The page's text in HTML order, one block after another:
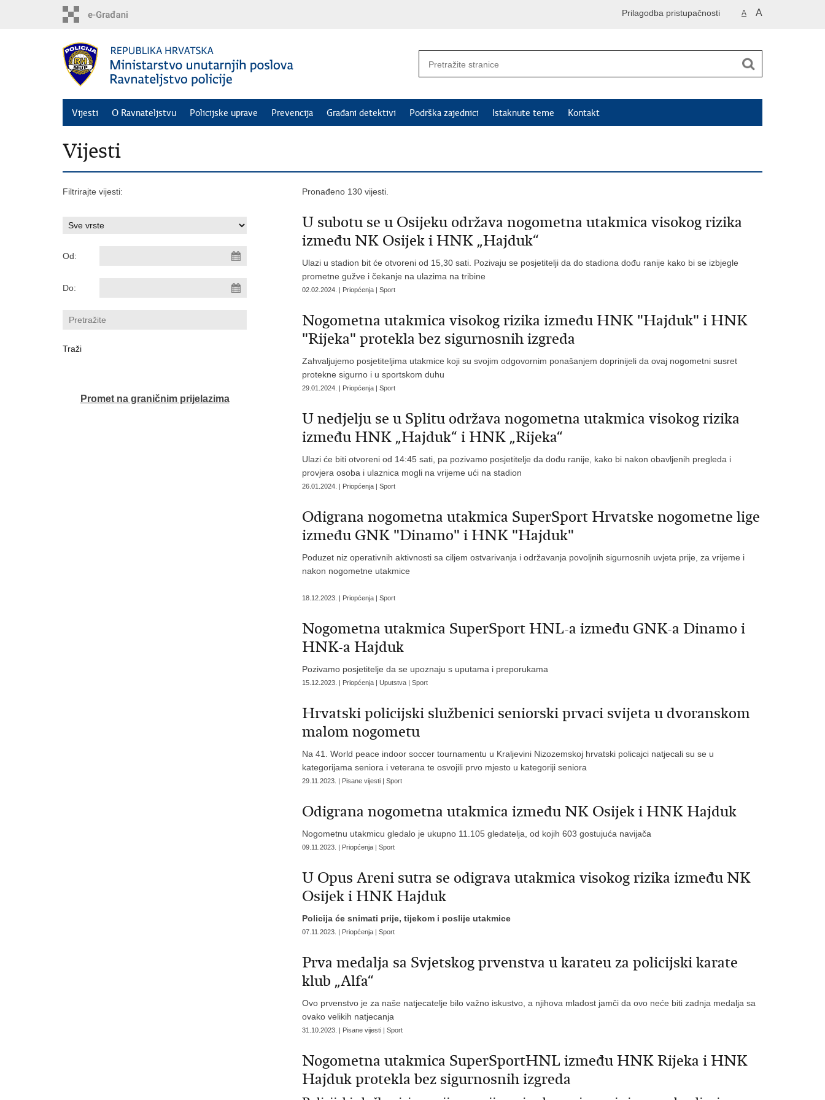
A A
Prilagodba pristupačnosti
Vijesti O Ravnateljstvu Policijske uprave Prevencija Građani detektivi Podrška zajednici Istaknute teme Kontakt
Vijesti
Filtrirajte vijesti:
Od:
Do:
Promet na graničnim prijelazima
Pronađeno 130 vijesti.
U subotu se u Osijeku održava nogometna utakmica visokog rizika
između NK Osijek i HNK „Hajduk“
Ulazi u stadion bit će otvoreni od 15,30 sati. Pozivaju se posjetitelji da do stadiona dođu ranije kako bi se izbjegle
prometne gužve i čekanje na ulazima na tribine
02.02.2024. | Priopćenja | Sport
Nogometna utakmica visokog rizika između HNK "Hajduk" i HNK
"Rijeka" protekla bez sigurnosnih izgreda
Zahvaljujemo posjetiteljima utakmice koji su svojim odgovornim ponašanjem doprinijeli da ovaj nogometni susret
protekne sigurno i u sportskom duhu
29.01.2024. | Priopćenja | Sport
U nedjelju se u Splitu održava nogometna utakmica visokog rizika
između HNK „Hajduk“ i HNK „Rijeka“
Ulazi će biti otvoreni od 14:45 sati, pa pozivamo posjetitelje da dođu ranije, kako bi nakon obavljenih pregleda i
provjera osoba i ulaznica mogli na vrijeme ući na stadion
26.01.2024. | Priopćenja | Sport
Odigrana nogometna utakmica SuperSport Hrvatske nogometne lige
između GNK "Dinamo" i HNK "Hajduk"
Poduzet niz operativnih aktivnosti sa ciljem ostvarivanja i održavanja povoljnih sigurnosnih uvjeta prije, za vrijeme i
nakon nogometne utakmice
18.12.2023. | Priopćenja | Sport
Nogometna utakmica SuperSport HNL-a između GNK-a Dinamo i
HNK-a Hajduk
Pozivamo posjetitelje da se upoznaju s uputama i preporukama
15.12.2023. | Priopćenja | Uputstva | Sport
Hrvatski policijski službenici seniorski prvaci svijeta u dvoranskom
malom nogometu
Na 41. World peace indoor soccer tournamentu u Kraljevini Nizozemskoj hrvatski policajci natjecali su se u
kategorijama seniora i veterana te osvojili prvo mjesto u kategoriji seniora
29.11.2023. | Pisane vijesti | Sport
Odigrana nogometna utakmica između NK Osijek i HNK Hajduk
Nogometnu utakmicu gledalo je ukupno 11.105 gledatelja, od kojih 603 gostujuća navijača
09.11.2023. | Priopćenja | Sport
U Opus Areni sutra se odigrava utakmica visokog rizika između NK
Osijek i HNK Hajduk
Policija će snimati prije, tijekom i poslije utakmice
07.11.2023. | Priopćenja | Sport
Prva medalja sa Svjetskog prvenstva u karateu za policijski karate
klub „Alfa“
Ovo prvenstvo je za naše natjecatelje bilo važno iskustvo, a njihova mladost jamči da ovo neće biti zadnja medalja sa
ovako velikih natjecanja
31.10.2023. | Pisane vijesti | Sport
Nogometna utakmica SuperSportHNL između HNK Rijeka i HNK
Hajduk protekla bez sigurnosnih izgreda